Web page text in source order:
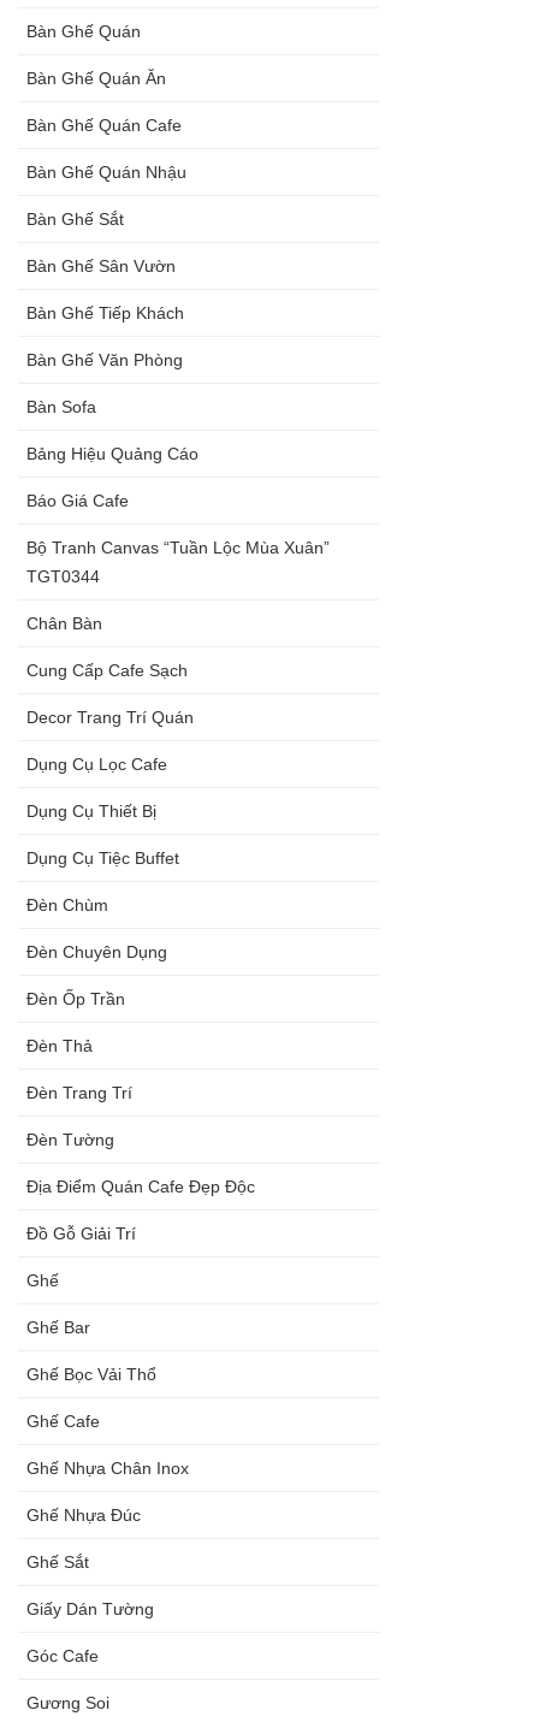
Bàn Ghế Quán
Bàn Ghế Quán Ăn
Bàn Ghế Quán Cafe
Bàn Ghế Quán Nhậu
Bàn Ghế Sắt
Bàn Ghế Sân Vườn
Bàn Ghế Tiếp Khách
Bàn Ghế Văn Phòng
Bàn Sofa
Bảng Hiệu Quảng Cáo
Báo Giá Cafe
Bộ Tranh Canvas “Tuần Lộc Mùa Xuân”
TGT0344
Chân Bàn
Cung Cấp Cafe Sạch
Decor Trang Trí Quán
Dụng Cụ Lọc Cafe
Dụng Cụ Thiết Bị
Dụng Cụ Tiệc Buffet
Đèn Chùm
Đèn Chuyên Dụng
Đèn Ốp Trần
Đèn Thả
Đèn Trang Trí
Đèn Tường
Địa Điểm Quán Cafe Đẹp Độc
Đồ Gỗ Giải Trí
Ghế
Ghế Bar
Ghế Bọc Vải Thổ
Ghế Cafe
Ghế Nhựa Chân Inox
Ghế Nhựa Đúc
Ghế Sắt
Giấy Dán Tường
Góc Cafe
Gương Soi